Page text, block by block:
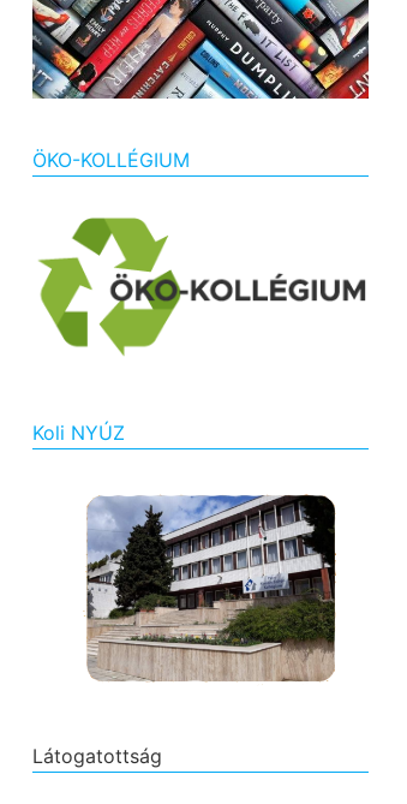
ÖKO-KOLLÉGIUM
Koli NYÚZ
Látogatottság